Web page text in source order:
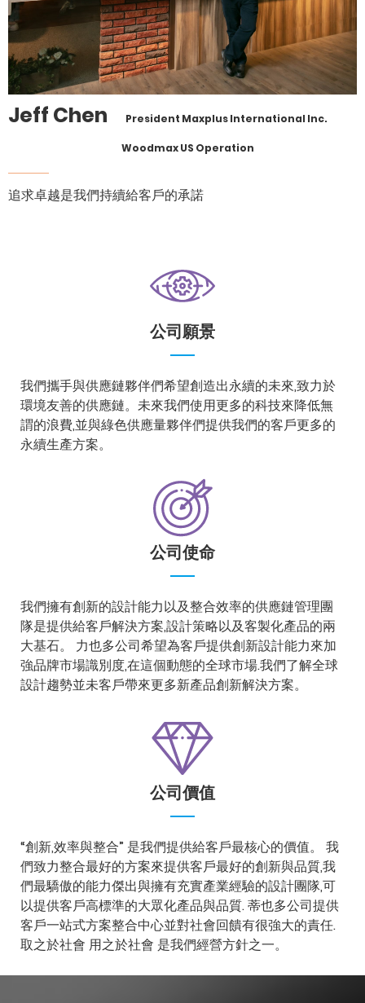
Jeff Chen President Maxplus International Inc.
Woodmax US Operation
追求卓越是我們持續給客戶的承諾
公司願景
我們攜手與供應鏈夥伴們希望創造出永續的未來,致力於
環境友善的供應鏈。未來我們使用更多的科技來降低無
謂的浪費,並與綠色供應量夥伴們提供我們的客戶更多的
永續生產方案。
公司使命
我們擁有創新的設計能力以及整合效率的供應鏈管理團
隊是提供給客戶解決方案,設計策略以及客製化產品的兩
大基石。 力也多公司希望為客戶提供創新設計能力來加
強品牌市場識別度,在這個動態的全球市場.我們了解全球
設計趨勢並未客戶帶來更多新產品創新解決方案。
公司價值
“創新,效率與整合” 是我們提供給客戶最核心的價值。 我
們致力整合最好的方案來提供客戶最好的創新與品質,我
們最驕傲的能力傑出與擁有充實產業經驗的設計團隊,可
以提供客戶高標準的大眾化產品與品質. 蒂也多公司提供
客戶一站式方案整合中心並對社會回饋有很強大的責任.
取之於社會 用之於社會 是我們經營方針之一。